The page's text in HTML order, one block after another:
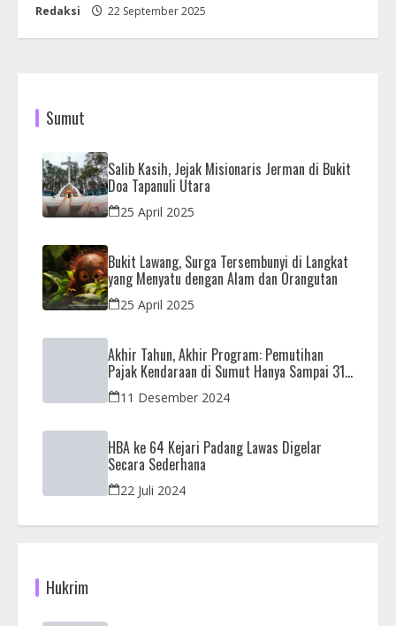
Redaksi 22 September 2025
Sumut
Salib Kasih, Jejak Misionaris Jerman di Bukit
Doa Tapanuli Utara
25 April 2025
Bukit Lawang, Surga Tersembunyi di Langkat
yang Menyatu dengan Alam dan Orangutan
25 April 2025
Akhir Tahun, Akhir Program: Pemutihan
Pajak Kendaraan di Sumut Hanya Sampai 31
Desember
11 Desember 2024
HBA ke 64 Kejari Padang Lawas Digelar
Secara Sederhana
22 Juli 2024
Hukrim